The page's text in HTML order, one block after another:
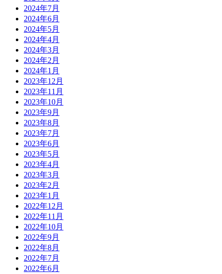
2024年7月
2024年6月
2024年5月
2024年4月
2024年3月
2024年2月
2024年1月
2023年12月
2023年11月
2023年10月
2023年9月
2023年8月
2023年7月
2023年6月
2023年5月
2023年4月
2023年3月
2023年2月
2023年1月
2022年12月
2022年11月
2022年10月
2022年9月
2022年8月
2022年7月
2022年6月